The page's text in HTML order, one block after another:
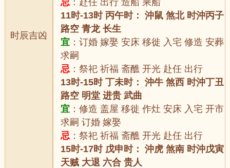
时辰吉凶
忌 ：赴任 出行 造船 乘船
11时-13时 丙午时： 沖鼠 煞北 时沖丙子
路空 青龙 长生
宜 ：订婚 嫁娶 安床 移徙 入宅 修造 安葬
求嗣
忌 ：祭祀 祈福 斋醮 开光 赴任 出行
13时-15时 丁未时： 沖牛 煞西 时沖丁丑
路空 明堂 进贵 武曲
宜 ：修造 盖屋 移徙 作灶 安床 入宅 开市
求嗣 订婚 嫁娶
忌 ：祭祀 祈福 斋醮 开光 赴任 出行
15时-17时 戊申时： 沖虎 煞南 时沖戊寅
天贼 大退 六合 贵人